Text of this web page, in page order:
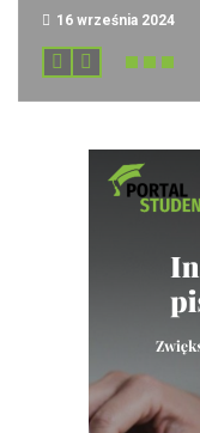
16 września 2024